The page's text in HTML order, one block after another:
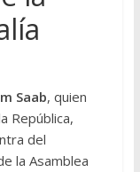
Saab, quien
República,
del
la Asamblea